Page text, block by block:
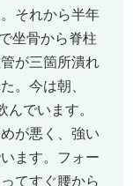
それから半年
坐骨から脊柱
が三箇所潰れ
。今は朝、
でいます。
が悪く、強い
ます。フォー
てすぐ腰から